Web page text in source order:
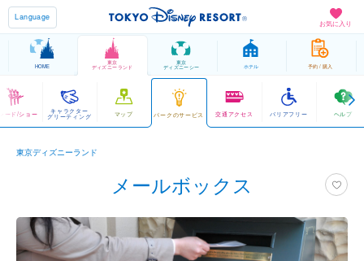
お気に入り
Language
HOME
東京
ディズニーランド
東京
ディズニーシー ホテル 予約 / 購入
ード/ショー キャラクター
グリーティング マップ パークのサービス 交通アクセス バリアフリー ヘルプ
東京ディズニーランド
メールボックス